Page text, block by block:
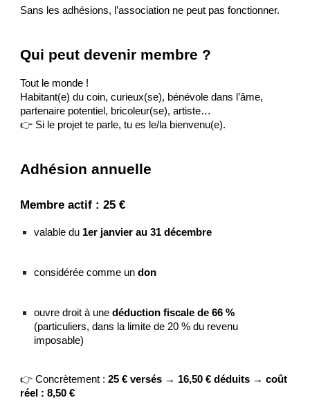
Sans les adhésions, l’association ne peut pas fonctionner.
Qui peut devenir membre ?
Tout le monde !
Habitant(e) du coin, curieux(se), bénévole dans l’âme,
partenaire potentiel, bricoleur(se), artiste…
👉 Si le projet te parle, tu es le/la bienvenu(e).
Adhésion annuelle
Membre actif : 25 €
valable du 1er janvier au 31 décembre
considérée comme undon
ouvre droit à unedéduction fiscale de 66 %
(particuliers, dans la limite de 20 % du revenu
imposable)
👉 Concrètement :25 € versés → 16,50 € déduits → coût
réel : 8,50 €